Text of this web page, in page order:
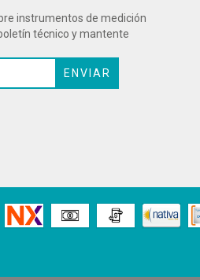
instrumentos de medición
técnico y mantente